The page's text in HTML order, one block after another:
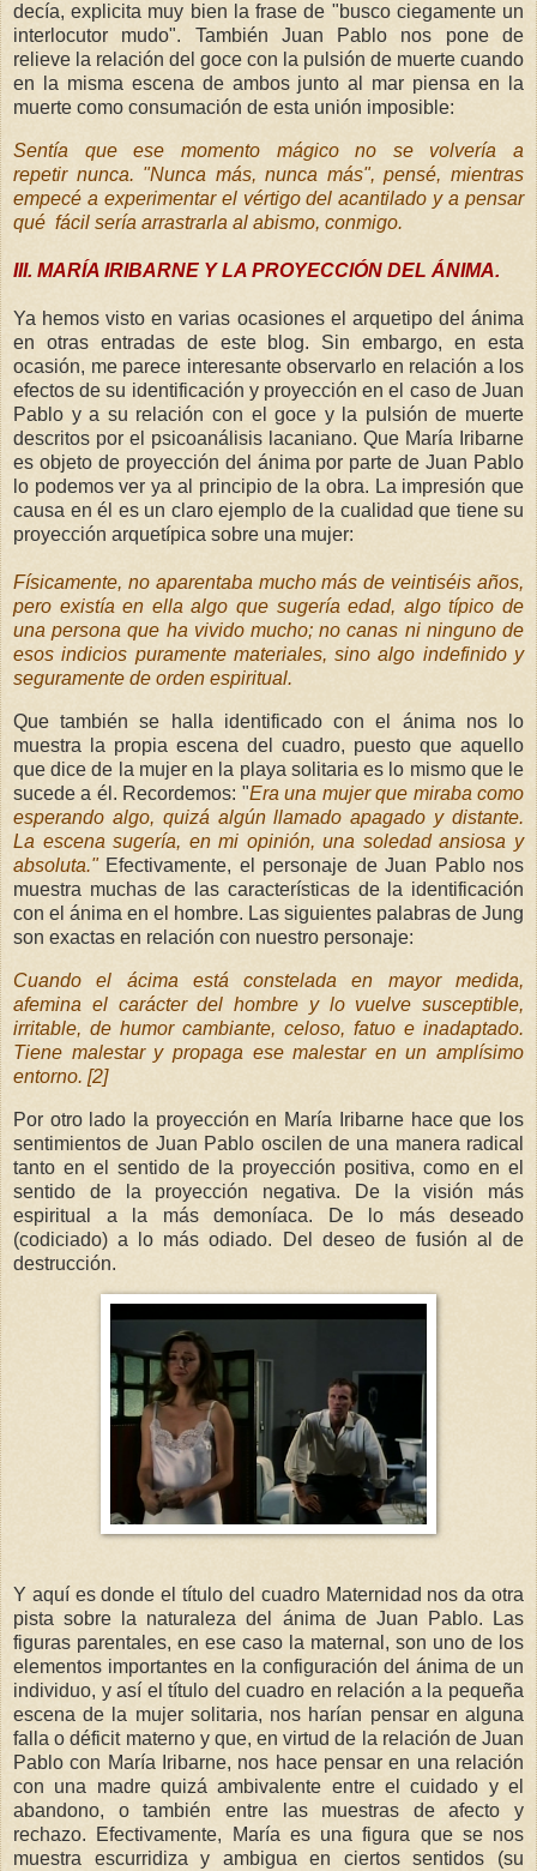
decía, explicita muy bien la frase de "busco ciegamente un
interlocutor mudo". También Juan Pablo nos pone de
relieve la relación del goce con la pulsión de muerte cuando
en la misma escena de ambos junto al mar piensa en la
muerte como consumación de esta unión imposible:
Sentía que ese momento mágico no se volvería a
repetir nunca. "Nunca más, nunca más", pensé, mientras
empecé a experimentar el vértigo del acantilado y a pensar
qué fácil sería arrastrarla al abismo, conmigo.
III. MARÍA IRIBARNE Y LA PROYECCIÓN DEL ÁNIMA.
Ya hemos visto en varias ocasiones el arquetipo del ánima
en otras entradas de este blog. Sin embargo, en esta
ocasión, me parece interesante observarlo en relación a los
efectos de su identificación y proyección en el caso de Juan
Pablo y a su relación con el goce y la pulsión de muerte
descritos por el psicoanálisis lacaniano. Que María Iribarne
es objeto de proyección del ánima por parte de Juan Pablo
lo podemos ver ya al principio de la obra. La impresión que
causa en él es un claro ejemplo de la cualidad que tiene su
proyección arquetípica sobre una mujer:
Físicamente, no aparentaba mucho más de veintiséis años,
pero existía en ella algo que sugería edad, algo típico de
una persona que ha vivido mucho; no canas ni ninguno de
esos indicios puramente materiales, sino algo indefinido y
seguramente de orden espiritual.
Que también se halla identificado con el ánima nos lo
muestra la propia escena del cuadro, puesto que aquello
que dice de la mujer en la playa solitaria es lo mismo que le
sucede a él. Recordemos: "Era una mujer que miraba como
esperando algo, quizá algún llamado apagado y distante.
La escena sugería, en mi opinión, una soledad ansiosa y
absoluta." Efectivamente, el personaje de Juan Pablo nos
muestra muchas de las características de la identificación
con el ánima en el hombre. Las siguientes palabras de Jung
son exactas en relación con nuestro personaje:
Cuando el ácima está constelada en mayor medida,
afemina el carácter del hombre y lo vuelve susceptible,
irritable, de humor cambiante, celoso, fatuo e inadaptado.
Tiene malestar y propaga ese malestar en un amplísimo
entorno. [2]
Por otro lado la proyección en María Iribarne hace que los
sentimientos de Juan Pablo oscilen de una manera radical
tanto en el sentido de la proyección positiva, como en el
sentido de la proyección negativa. De la visión más
espiritual a la más demoníaca. De lo más deseado
(codiciado) a lo más odiado. Del deseo de fusión al de
destrucción.
Y aquí es donde el título del cuadro Maternidad nos da otra
pista sobre la naturaleza del ánima de Juan Pablo. Las
figuras parentales, en ese caso la maternal, son uno de los
elementos importantes en la configuración del ánima de un
individuo, y así el título del cuadro en relación a la pequeña
escena de la mujer solitaria, nos harían pensar en alguna
falla o déficit materno y que, en virtud de la relación de Juan
Pablo con María Iribarne, nos hace pensar en una relación
con una madre quizá ambivalente entre el cuidado y el
abandono, o también entre las muestras de afecto y
rechazo. Efectivamente, María es una figura que se nos
muestra escurridiza y ambigua en ciertos sentidos (su